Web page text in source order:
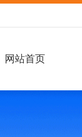
网站首页